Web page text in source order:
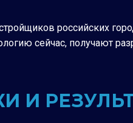
российских
сейчас, получают
И